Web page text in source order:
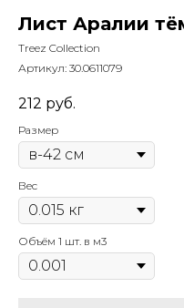
Лист Аралии
Treez Collection
Артикул: 30.0611079
212 руб.
Размер
Вес
Объём 1 шт. в м3